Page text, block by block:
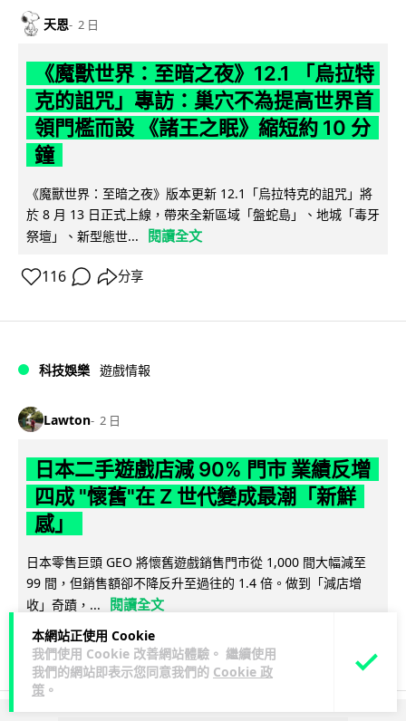
本網站正使用 Cookie
我們使用 Cookie 改善網站體驗。 繼續使用
我們的網站即表示您同意我們的 Cookie 政
策 。
天恩 2 日
《魔獸世界：至暗之夜》12.1 「烏拉特
克的詛咒」專訪：巢穴不為提高世界首
領門檻而設 《諸王之眠》縮短約 10 分
鐘
《魔獸世界：至暗之夜》版本更新 12.1「烏拉特克的詛咒」將
於 8 月 13 日正式上線，帶來全新區域「盤蛇島」、地城「毒牙
祭壇」、新型態世...
閱讀全文
116 分享
科技娛樂 遊戲情報
Lawton 2 日
日本二手遊戲店減 90% 門市 業績反增
四成 "懷舊"在 Z 世代變成最潮「新鮮
感」
日本零售巨頭 GEO 將懷舊遊戲銷售門市從 1,000 間大幅減至
99 間，但銷售額卻不降反升至過往的 1.4 倍。做到「減店增
收」奇蹟，...
閱讀全文
262 20 ↗ 分享